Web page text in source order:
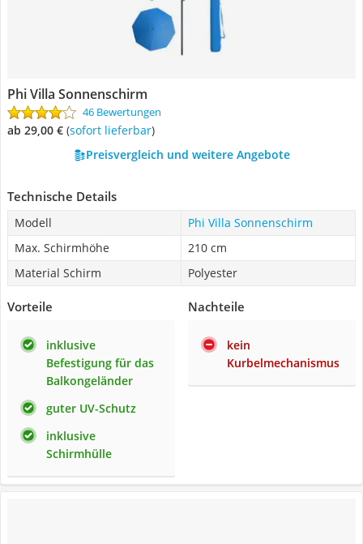
Phi Villa Sonnenschirm
46 Bewertungen
ab 29,00 € ( Sofort lieferbar)
Preisvergleich und weitere Angebote
Technische Details
Modell
Phi Villa Sonnenschirm
Max. Schirmhöhe
210 cm
Material Schirm
Polyester
Vorteile
inklusive
Befestigung für das
Balkongeländer
guter UV-Schutz
inklusive
Schirmhülle
Nachteile
kein
Kurbelmechanismus